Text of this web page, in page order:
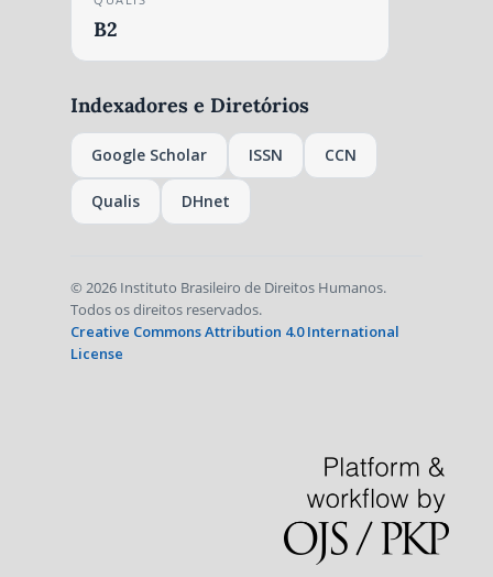
B2
Indexadores e Diretórios
Google Scholar ISSN CCN
Qualis DHnet
© 2026 Instituto Brasileiro de Direitos Humanos.
Todos os direitos reservados.
Creative Commons Attribution 4.0 International
License